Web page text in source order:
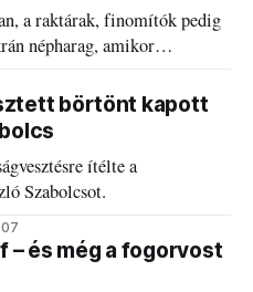
a raktárak, finomítók pedig
népharag, amikor
börtönt kapott
ítélte a
Szabolcsot.
– és még a fogorvost